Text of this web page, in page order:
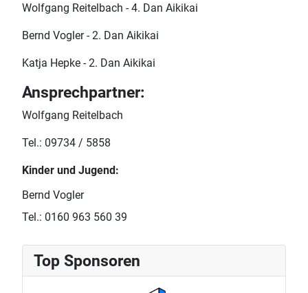
Wolfgang Reitelbach - 4. Dan Aikikai
Bernd Vogler - 2. Dan Aikikai
Katja Hepke - 2. Dan Aikikai
Ansprechpartner:
Wolfgang Reitelbach
Tel.: 09734 / 5858
Kinder und Jugend:
Bernd Vogler
Tel.: 0160 963 560 39
Top Sponsoren